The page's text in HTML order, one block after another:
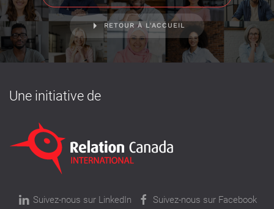
RETOUR À L'ACCUEIL
Une initiative de
Suivez-nous sur LinkedIn Suivez-nous sur Facebook